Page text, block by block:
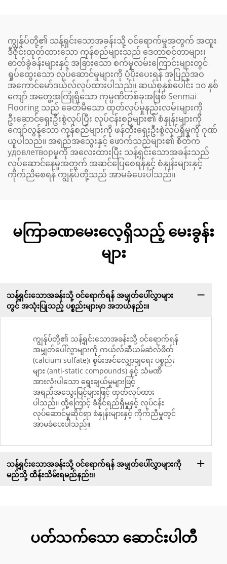
ကျွန်ုပ်တို့၏ သန့်ရှင်းသောအခန်းသို့ ဝင်ရောက်မှုအတွက် အထူး
ဒီဇိုင်းထုတ်ထားသော ကုန်စည်များသည် ဒေတာစင်တာများ၊
ဓာတ်ခွဲခန်းများနှင့် အခြားသော စက်မှုလမ်းကြောင်းများတွင်
ရှုပ်ထွေးသော လုပ်ဆောင်မှုများကို ပံ့ပိုးပေးရန် အပြည့်အဝ
အကောင်မော်ဒယ်လ်လုပ်ထားပါသည်။ ဆယ်စုနှစ်ပေါင်း ၁၀ နှစ်
ကျော် အတွေ့အကြုံရှိသော ကုမ္ပဏီတစ်ခုအဖြစ် Senmai
Flooring သည် ခေတ်မီသော ထုတ်လုပ်မှုနည်းလမ်းများကို
ဦးဆောင်ရှေးဦးစွဲလုပ်ပြီး လုပ်ငန်းစဉ်များ၏ စံနှုန်းများကို
ကျော်လွန်သော ကုန်စည်များကို ဖန်တီးရှေးဦးစွဲလုပ်ရှိမှုကို ဂုဏ်
ယူပါသည်။ အရည်အသွေးနှင့် ဖောက်သည်များ၏ စိတ်က
удовлетворမှုကို အလေးထားပြီး သန့်ရှင်းသောအခန်းသည်
လုပ်ဆောင်နေမှုအတွက် အဆင်ပြေစေရန်နှင့် စံနှုန်းများနှင့်
ကိုက်ညီစေရန် ကျွန်ုပ်တို့သည် အာမခံပေးပါသည်။
မကြာခဏမေးလေ့ရှိသည့် မေးခွန်း
များ
သန့်ရှင်းသောအခန်းသို့ ဝင်ရောက်ရန် အမျှတ်ပေါ်လွှာများ
တွင် အသုံးပြုသည့် ပစ္စည်းများမှာ အဘယ်နည်း။
ကျွန်ုပ်တို့၏ သန့်ရှင်းသောအခန်းသို့ ဝင်ရောက်ရန်
အမျှတ်ပေါ်လွှာများကို ကယ်လ်ဆီယမ်ဆဲလ်ဖိတ်
(calcium sulfate)၊ စွမ်းအင်လျှော့ချရေး ပစ္စည်း
များ (anti-static compounds) နှင့် သံမဏိ
အားလုံးပါသော ရွေးချယ်မှုများဖြင့်
အရည်အသွေးမြင့်များဖြင့် ထုတ်လုပ်ထား
ပါသည်။ ထို့ကြောင့် ခံနိုင်ရည်ရှိမှုနှင့် လုပ်ငန်း
လုပ်ဆောင်မှုဆိုင်ရာ စံနှုန်းများနှင့် ကိုက်ညီမှုတွင်
အာမခံပေးပါသည်။
သန့်ရှင်းသောအခန်းသို့ ဝင်ရောက်ရန် အမျှတ်ပေါ်လွှာများကို
မည်သို့ ထိန်းသိမ်းရမည်နည်း။
ပတ်သက်သော ဆောင်းပါတီ